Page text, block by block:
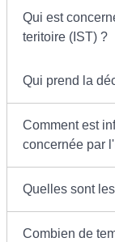
Qui est
teritoire (IST) ?
Qui prend la
Comment est
concernée par
Quelles sont
Combien de